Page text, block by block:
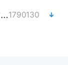
伊朗最高领袖将任命数名高级指挥官1790130